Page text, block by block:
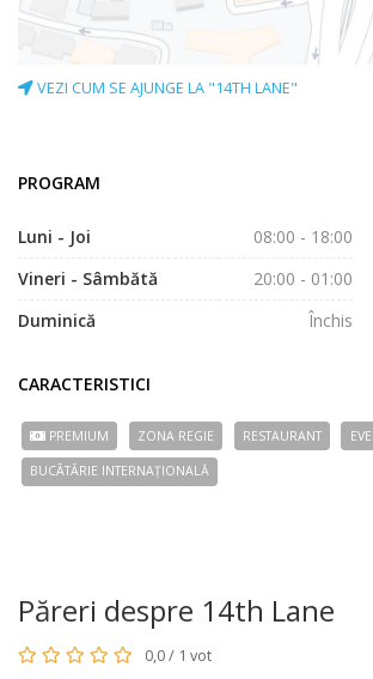
VEZI CUM SE AJUNGE LA "14TH LANE"
PROGRAM
Luni - Joi
08:00 - 18:00
Vineri - Sâmbătă
20:00 - 01:00
Duminică
Închis
CARACTERISTICI
PREMIUM ZONA REGIE RESTAURANT
BUCÃTÃRIE INTERNAȚIONALĂ
Păreri despre 14th Lane
0,0 / 1 vot